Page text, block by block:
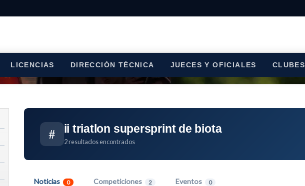
LICENCIAS DIRECCIÓN TÉCNICA JUECES Y OFICIALES CLUBES
# ii triatlon supersprint de biota
2 resultados encontrados
Noticias 0 Competiciones 2 Eventos 0